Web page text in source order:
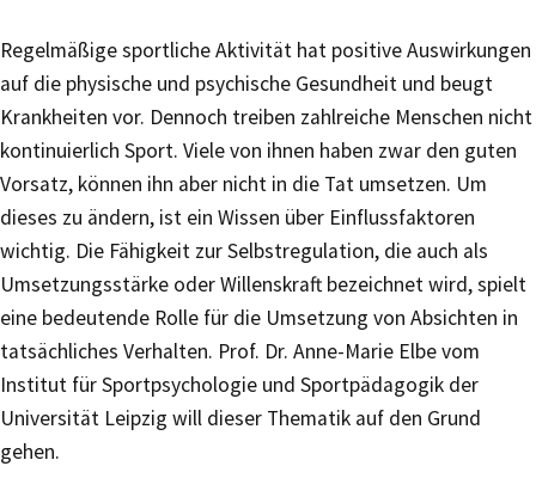
Regelmäßige sportliche Aktivität hat positive Auswirkungen
auf die physische und psychische Gesundheit und beugt
Krankheiten vor. Dennoch treiben zahlreiche Menschen nicht
kontinuierlich Sport. Viele von ihnen haben zwar den guten
Vorsatz, können ihn aber nicht in die Tat umsetzen. Um
dieses zu ändern, ist ein Wissen über Einflussfaktoren
wichtig. Die Fähigkeit zur Selbstregulation, die auch als
Umsetzungsstärke oder Willenskraft bezeichnet wird, spielt
eine bedeutende Rolle für die Umsetzung von Absichten in
tatsächliches Verhalten. Prof. Dr. Anne-Marie Elbe vom
Institut für Sportpsychologie und Sportpädagogik der
Universität Leipzig will dieser Thematik auf den Grund
gehen.